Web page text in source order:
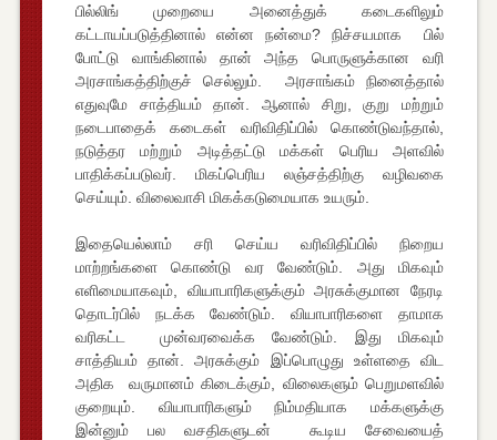
பில்லிங் முறையை அனைத்துக் கடைகளிலும்
கட்டாயப்படுத்தினால் என்ன நன்மை? நிச்சயமாக பில்
போட்டு வாங்கினால் தான் அந்த பொருளுக்கான வரி
அரசாங்கத்திற்குச் செல்லும். அரசாங்கம் நினைத்தால்
எதுவுமே சாத்தியம் தான். ஆனால் சிறு, குறு மற்றும்
நடைபாதைக் கடைகள் வரிவிதிப்பில் கொண்டுவந்தால்,
நடுத்தர மற்றும் அடித்தட்டு மக்கள் பெரிய அளவில்
பாதிக்கப்படுவர். மிகப்பெரிய லஞ்சத்திற்கு வழிவகை
செய்யும். விலைவாசி மிகக்கடுமையாக உயரும்.
இதையெல்லாம் சரி செய்ய வரிவிதிப்பில் நிறைய
மாற்றங்களை கொண்டு வர வேண்டும். அது மிகவும்
எளிமையாகவும், வியாபாரிகளுக்கும் அரசுக்குமான நேரடி
தொடர்பில் நடக்க வேண்டும். வியாபாரிகளை தாமாக
வரிகட்ட முன்வரவைக்க வேண்டும். இது மிகவும்
சாத்தியம் தான். அரசுக்கும் இப்பொழுது உள்ளதை விட
அதிக வருமானம் கிடைக்கும், விலைகளும் பெறுமளவில்
குறையும். வியாபாரிகளும் நிம்மதியாக மக்களுக்கு
இன்னும் பல வசதிகளுடன் கூடிய சேவையைத்